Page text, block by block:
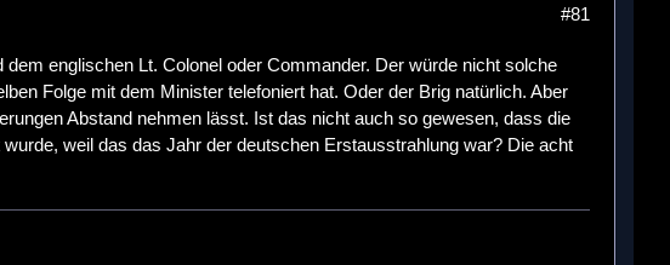
#81
englischen Lt. Colonel oder Commander. Der würde nicht solche
Folge mit dem Minister telefoniert hat. Oder der Brig natürlich. Aber
Abstand nehmen lässt. Ist das nicht auch so gewesen, dass die
weil das das Jahr der deutschen Erstausstrahlung war? Die acht